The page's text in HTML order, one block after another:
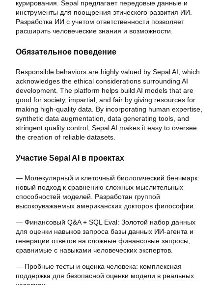
курирования. Sepal предлагает передовые данные и
инструменты для поощрения этического развития ИИ.
Разработка ИИ с учетом ответственности позволяет
расширить человеческие знания и возможности.
Обязательное поведение
Responsible behaviors are highly valued by Sepal AI, which
acknowledges the ethical considerations surrounding AI
development. The platform helps build AI models that are
good for society, impartial, and fair by giving resources for
making high-quality data. By incorporating human expertise,
synthetic data augmentation, data generating tools, and
stringent quality control, Sepal AI makes it easy to oversee
the creation of reliable datasets.
Участие Sepal AI в проектах
— Молекулярный и клеточный биологический бенчмарк:
новый подход к сравнению сложных мыслительных
способностей моделей. Разработан группой
высокоуважаемых американских докторов философии.
— Финансовый Q&A + SQL Eval: Золотой набор данных
для оценки навыков запроса базы данных ИИ-агента и
генерации ответов на сложные финансовые запросы,
сравнимые с навыками человеческих экспертов.
— Пробные тесты и оценка человека: комплексная
поддержка для безопасной оценки модели в реальных